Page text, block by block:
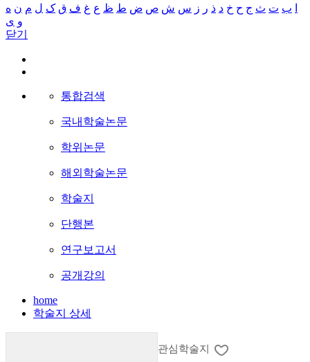
ب ت ث ج ح خ د ذ ر ز س ش ص ض ط ظ ع غ ف ق ک ل م ن ه
و ی
닫기
통합검색
국내학술논문
학위논문
해외학술논문
학술지
단행본
연구보고서
공개강의
home
학술지 상세
관심학술지